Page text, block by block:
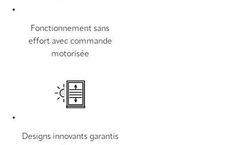
Fonctionnement sans
effort avec commande
motorisée
Designs innovants garantis